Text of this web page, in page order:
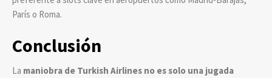
París o Roma.
Conclusión
La maniobra de Turkish Airlines no es solo una jugada